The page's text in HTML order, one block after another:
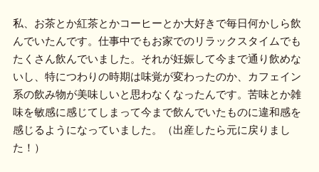
私、お茶とか紅茶とかコーヒーとか大好きで毎日何かしら飲
んでいたんです。仕事中でもお家でのリラックスタイムでも
たくさん飲んでいました。それが妊娠して今まで通り飲めな
いし、特につわりの時期は味覚が変わったのか、カフェイン
系の飲み物が美味しいと思わなくなったんです。苦味とか雑
味を敏感に感じてしまって今まで飲んでいたものに違和感を
感じるようになっていました。（出産したら元に戻りまし
た！）